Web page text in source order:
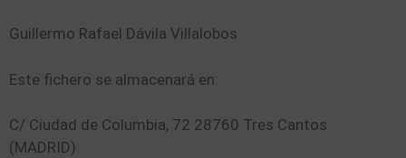
Guillermo Rafael Dávila Villalobos
Este fichero se almacenará en:
C/ Ciudad de Columbia, 72 28760 Tres Cantos
(MADRID)